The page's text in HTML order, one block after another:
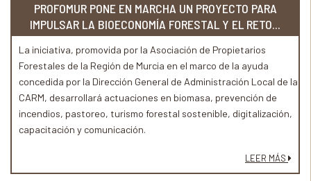
PROFOMUR PONE EN MARCHA UN PROYECTO PARA
IMPULSAR LA BIOECONOMÍA FORESTAL Y EL RETO...
La iniciativa, promovida por la Asociación de Propietarios
Forestales de la Región de Murcia en el marco de la ayuda
concedida por la Dirección General de Administración Local de la
CARM, desarrollará actuaciones en biomasa, prevención de
incendios, pastoreo, turismo forestal sostenible, digitalización,
capacitación y comunicación.
LEER MÁS